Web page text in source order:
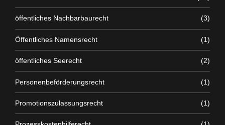
öffentliches Nachbarbaurecht (3)
Öffentliches Namensrecht (1)
öffentliches Seerecht (2)
Personenbeförderungsrecht (1)
Promotionszulassungsrecht (1)